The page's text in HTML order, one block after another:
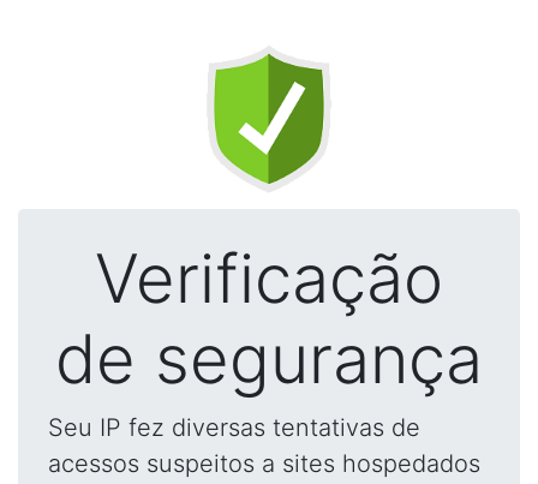
Verificação
de segurança
Seu IP fez diversas tentativas de
acessos suspeitos a sites hospedados